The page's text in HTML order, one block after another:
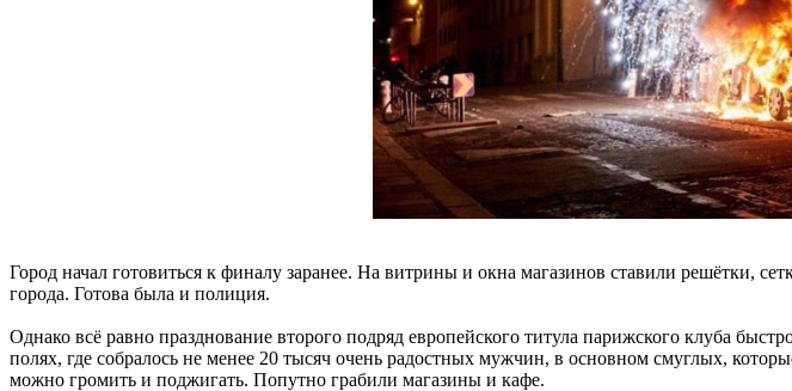
Город начал готовиться к финалу заранее. На витрины и окна магазинов ставили решётки,
города. Готова была и полиция.
Однако всё равно празднование второго подряд европейского титула парижского клуба
полях, где собралось не менее 20 тысяч очень радостных мужчин, в основном смуглых,
можно громить и поджигать. Попутно грабили магазины и кафе.